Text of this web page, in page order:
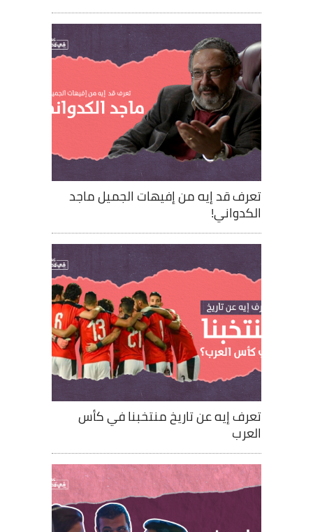
تعرف قد إيه من إفيهات الجميل ماجد
الكدواني!
تعرف إيه عن تاريخ منتخبنا في كأس
العرب